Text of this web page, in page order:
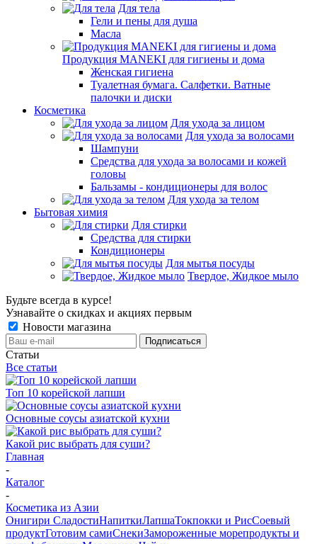
Для тела
Гели и пены для душа
Масла
Продукция MANEKI для гигиены и дома
Женская гигиена
Туалетная бумага. Салфетки. Ватные
палочки и диски
Косметика
Для ухода за лицом
Для ухода за волосами
Шампуни
Средства для ухода за волосами и кожей
головы
Бальзамы - кондиционеры для волос
Для ухода за телом
Бытовая химия
Для стирки
Средства для стирки
Кондиционеры
Для мытья посуды
Твердое, Жидкое мыло
Будьте всегда в курсе!
Узнавайте о скидках и акциях первым
Новости магазина
Статьи
Все статьи
Топ 10 корейской лапши
Основные соусы азиатской кухни
Какой рис выбрать для суши?
Главная
-
Каталог
-
Косметика из Азии
Онигири СладостиНапиткиЛапшаТокпокки и РисСоевый
продуктГотовим самиСнекиЗамороженные морепродукты и